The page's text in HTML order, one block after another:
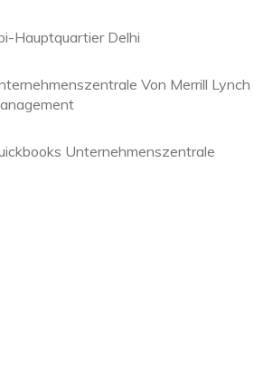
Hauptquartier Delhi
Von Merrill
Unternehmenszentrale